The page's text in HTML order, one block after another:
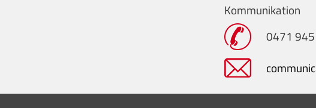
Kommunikation
0471